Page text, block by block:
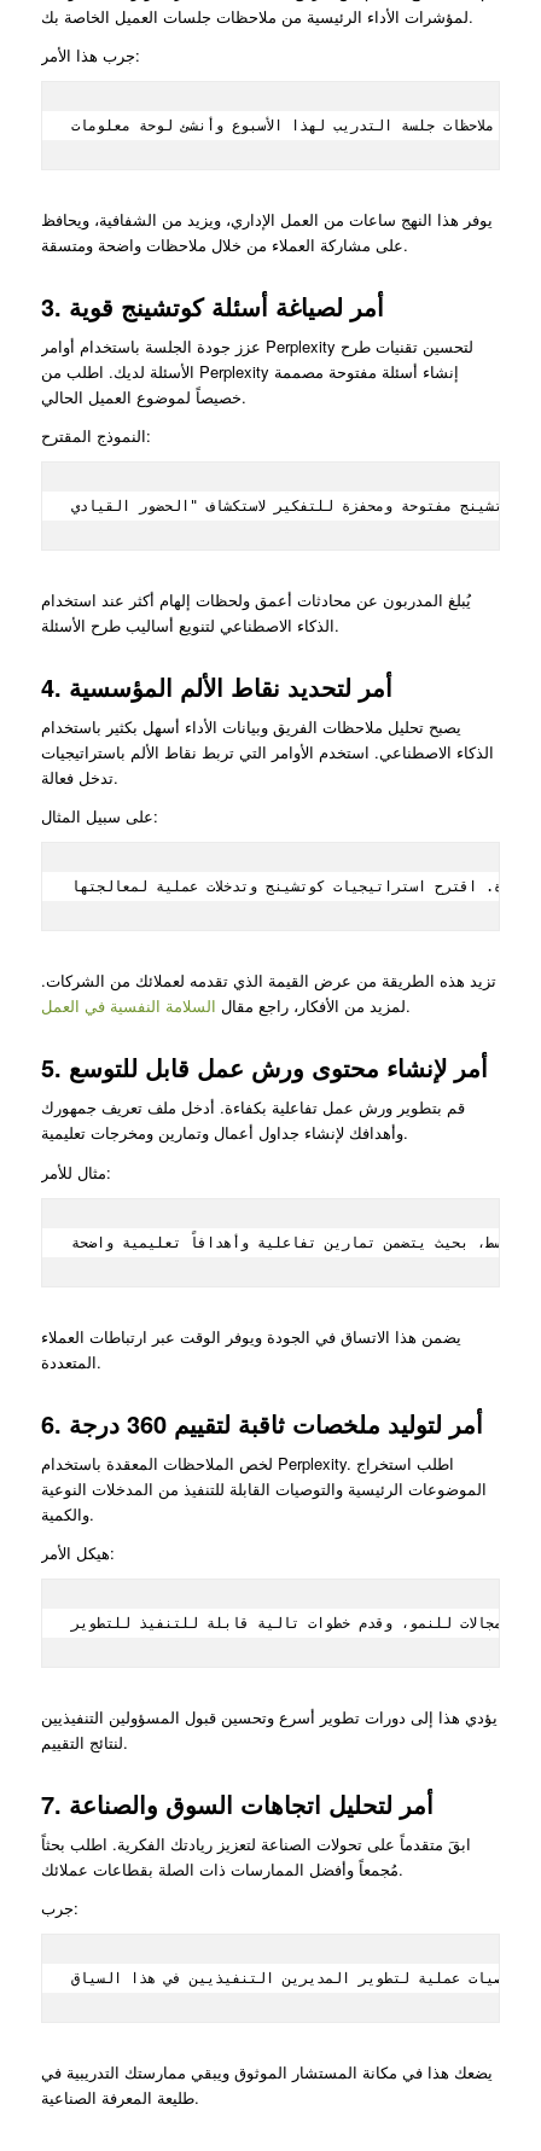
لمؤشرات الأداء الرئيسية من ملاحظات جلسات العميل الخاصة بك.
جرب هذا الأمر:
يوفر هذا النهج ساعات من العمل الإداري، ويزيد من الشفافية، ويحافظ
على مشاركة العملاء من خلال ملاحظات واضحة ومتسقة.
3. أمر لصياغة أسئلة كوتشينج قوية
عزز جودة الجلسة باستخدام أوامر Perplexity لتحسين تقنيات طرح
الأسئلة لديك. اطلب من Perplexity إنشاء أسئلة مفتوحة مصممة
خصيصاً لموضوع العميل الحالي.
النموذج المقترح:
يُبلغ المدربون عن محادثات أعمق ولحظات إلهام أكثر عند استخدام
الذكاء الاصطناعي لتنويع أساليب طرح الأسئلة.
4. أمر لتحديد نقاط الألم المؤسسية
يصبح تحليل ملاحظات الفريق وبيانات الأداء أسهل بكثير باستخدام
الذكاء الاصطناعي. استخدم الأوامر التي تربط نقاط الألم باستراتيجيات
تدخل فعالة.
على سبيل المثال:
تزيد هذه الطريقة من عرض القيمة الذي تقدمه لعملائك من الشركات.
لمزيد من الأفكار، راجع مقال السلامة النفسية في العمل .
5. أمر لإنشاء محتوى ورش عمل قابل للتوسع
قم بتطوير ورش عمل تفاعلية بكفاءة. أدخل ملف تعريف جمهورك
وأهدافك لإنشاء جداول أعمال وتمارين ومخرجات تعليمية.
مثال للأمر:
يضمن هذا الاتساق في الجودة ويوفر الوقت عبر ارتباطات العملاء
المتعددة.
6. أمر لتوليد ملخصات ثاقبة لتقييم 360 درجة
لخص الملاحظات المعقدة باستخدام Perplexity. اطلب استخراج
الموضوعات الرئيسية والتوصيات القابلة للتنفيذ من المدخلات النوعية
والكمية.
هيكل الأمر:
يؤدي هذا إلى دورات تطوير أسرع وتحسين قبول المسؤولين التنفيذيين
لنتائج التقييم.
7. أمر لتحليل اتجاهات السوق والصناعة
ابقَ متقدماً على تحولات الصناعة لتعزيز ريادتك الفكرية. اطلب بحثاً
مُجمعاً وأفضل الممارسات ذات الصلة بقطاعات عملائك.
جرب:
يضعك هذا في مكانة المستشار الموثوق ويبقي ممارستك التدريبية في
طليعة المعرفة الصناعية.